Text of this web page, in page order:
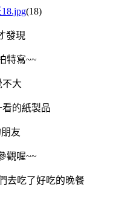
(18)
發現
特寫~~
不大
的紙製品
友
觀喔~~
去吃了好吃的晚餐